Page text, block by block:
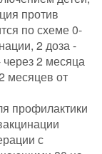
против
по схеме 0-
2 доза -
2 месяца
месяцев от
профилактики
с